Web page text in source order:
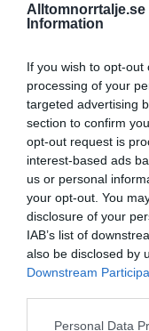
Alltomnorrtalje.se
Information
If you wish to opt-
processing of your
targeted advertising
section to confirm
opt-out request is
interest-based ads
us or personal
your opt-out. You
disclosure of your
IAB’s list of
also be disclosed by
Downstream
Personal Data